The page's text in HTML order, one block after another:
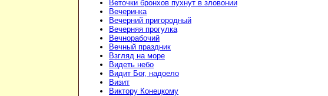
Веточки бронхов пухнут в зловонии
Вечеринка
Вечерний пригородный
Вечерняя прогулка
Вечнорабочий
Вечный праздник
Взгляд на море
Видеть небо
Видит Бог, надоело
Визит
Виктору Конецкому